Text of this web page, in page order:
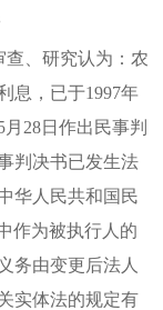
查、研究认为：农
息，已于1997年
28日作出民事判
判决书已发生法
华人民共和国民
作为被执行人的
务由变更后法人
实体法的规定有